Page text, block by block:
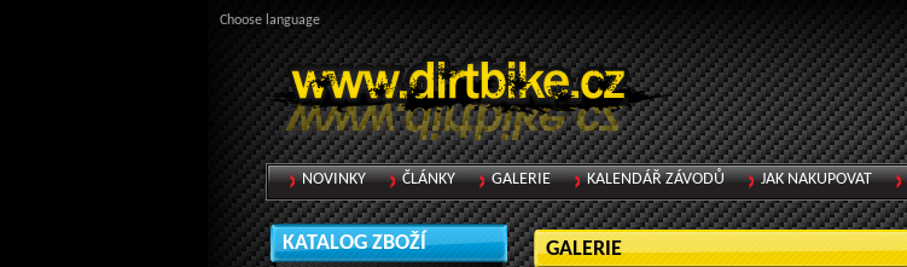
GALERIE
KATALOG ZBOŽÍ
NOVINKY ČLÁNKY GALERIE KALENDÁŘ ZÁVODŮ JAK NAKUPOVAT
Choose language